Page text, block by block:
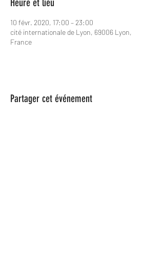
Heure et lieu
10 févr. 2020, 17:00 – 23:00
cité internationale de Lyon, 69006 Lyon,
France
Partager cet événement